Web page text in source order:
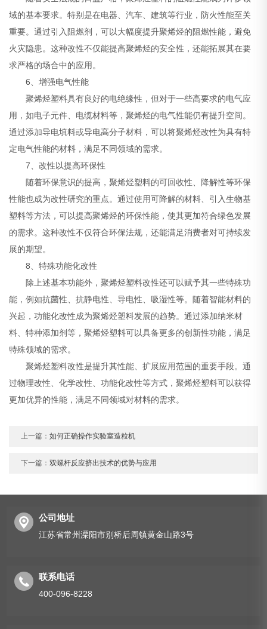
域的基本要求。特别是在电器、汽车、建筑等行业，防火性能至关
重要。通过引入阻燃剂，可以大幅度提升聚烯烃的阻燃性能，避免
火灾隐患。这种改性不仅能提高聚烯烃的安全性，还能拓展其在要
求严格的场合中的应用。
6、增强电气性能
聚烯烃塑料具有良好的电绝缘性，但对于一些高要求的电气应
用，如电子元件、电缆材料等，聚烯烃的电气性能仍有提升空间。
通过添加导电填料或导电高分子材料，可以将聚烯烃改性为具有特
定电气性能的材料，满足不同领域的需求。
7、改性以提高环保性
随着环保意识的提高，聚烯烃塑料的可回收性、降解性等环保
性能也成为改性研究的重点。通过使用可降解的材料、引入生物基
塑料等方法，可以提高聚烯烃的环保性能，使其更加符合绿色发展
的需求。这种改性不仅符合环保法规，还能满足消费者对可持续发
展的期望。
8、特殊功能化改性
除上述基本功能外，聚烯烃塑料改性还可以赋予其一些特殊功
能，例如抗菌性、抗静电性、导电性、吸湿性等。随着智能材料的
兴起，功能化改性成为聚烯烃塑料发展的趋势。通过添加纳米材
料、特种添加剂等，聚烯烃塑料可以具备更多的创新性功能，满足
特殊领域的需求。
聚烯烃塑料改性是提升其性能、扩展应用范围的重要手段。通
过物理改性、化学改性、功能化改性等方式，聚烯烃塑料可以获得
更加优异的性能，满足不同领域对材料的需求。
上一篇：如何正确操作实验室造粒机
下一篇：双螺杆反应挤出技术的优势与应用
公司地址
江苏省常州溧阳市别桥后周镇黄金山路3号
联系电话
400-096-8228